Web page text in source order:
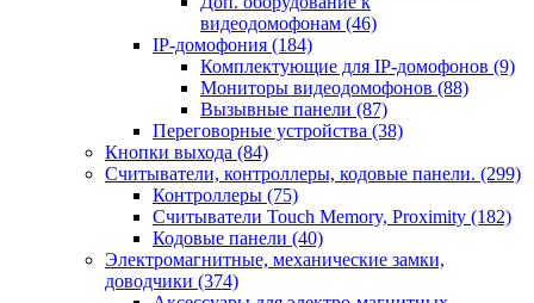
видеодомофонам (46)
IP-домофония (184)
Комплектующие для IP-домофонов (9)
Мониторы видеодомофонов (88)
Вызывные панели (87)
Переговорные устройства (38)
Кнопки выхода (84)
Считыватели, контроллеры, кодовые панели. (299)
Контроллеры (75)
Считыватели Touch Memory, Proximity (182)
Кодовые панели (40)
Электромагнитные, механические замки,
доводчики (374)